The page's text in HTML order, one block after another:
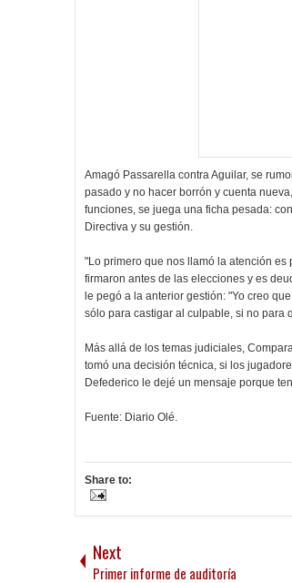
Amagó Passarella contra Aguilar, se
pasado y no hacer borrón y cuenta
funciones, se juega una ficha pesada:
Directiva y su gestión.
"Lo primero que nos llamó la atención
firmaron antes de las elecciones y es
le pegó a la anterior gestión: "Yo creo
sólo para castigar al culpable, si no para
Más allá de los temas judiciales,
tomó una decisión técnica, si los
Defederico le dejé un mensaje porque
Fuente: Diario Olé.
Share to:
Next
Primer informe de auditoría